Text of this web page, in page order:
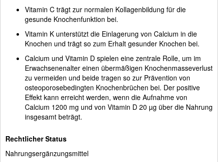
Vitamin C trägt zur normalen Kollagenbildung für die
gesunde Knochenfunktion bei.
Vitamin K unterstützt die Einlagerung von Calcium in die
Knochen und trägt so zum Erhalt gesunder Knochen bei.
Calcium und Vitamin D spielen eine zentrale Rolle, um im
Erwachsenenalter einen übermäßigen Knochenmasseverlust
zu vermeiden und beide tragen so zur Prävention von
osteoporosebedingten Knochenbrüchen bei. Der positive
Effekt kann erreicht werden, wenn die Aufnahme von
Calcium 1200 mg und von Vitamin D 20 µg über die Nahrung
insgesamt beträgt.
Rechtlicher Status
Nahrungsergänzungsmittel